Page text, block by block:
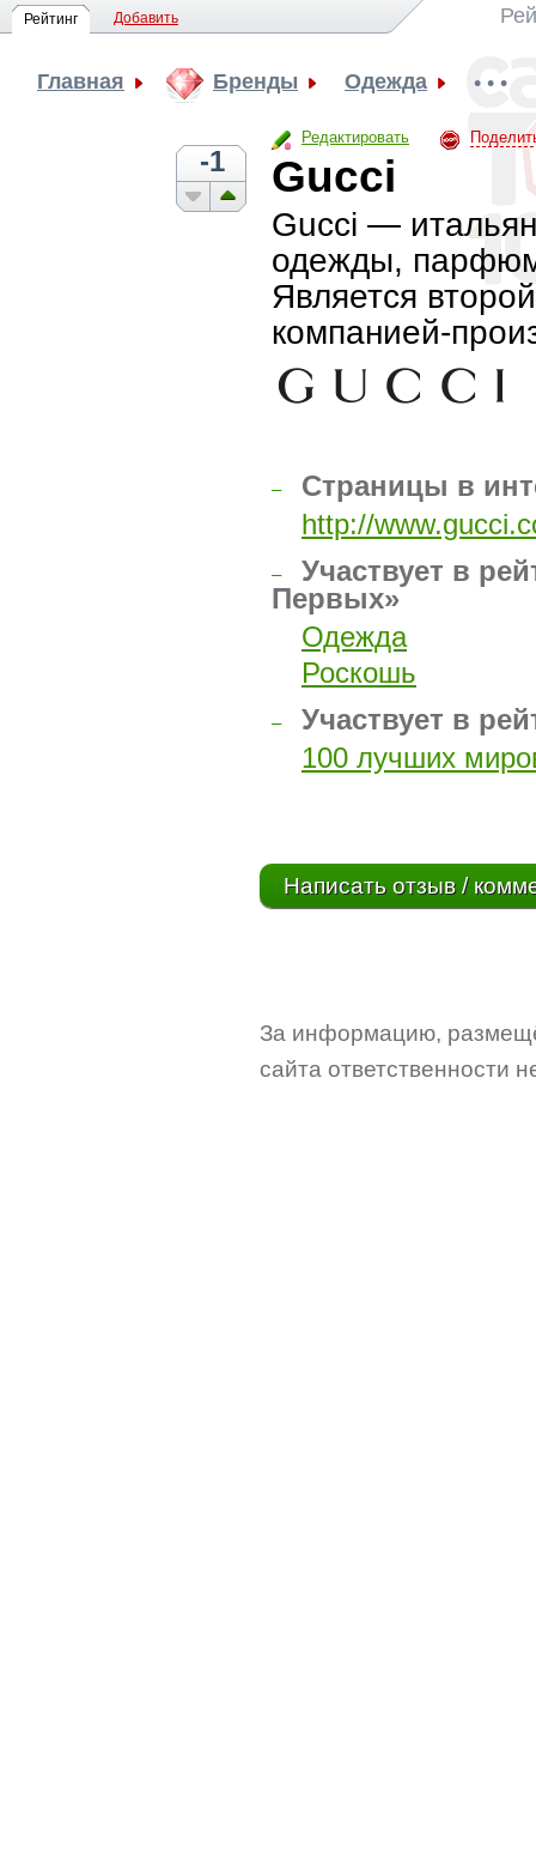
Рейтинг Добавить
Главная Бренды Одежда • • •
Редактировать
-1 Gucci
Gucci —
одежды,
Является
компанией-
–
Страницы в
http://
–
Участвует в
Первых»
Одежда
Роскошь
–
Участвует в
100 лучших
Написать отзыв /
За информацию,
сайта ответственности